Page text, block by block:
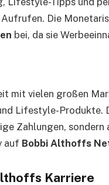
Die
bei, da sie
mit vielen großen
Lifestyle-Produkte.
Zahlungen, sondern
auf Bobbi Althoffs
Karriere